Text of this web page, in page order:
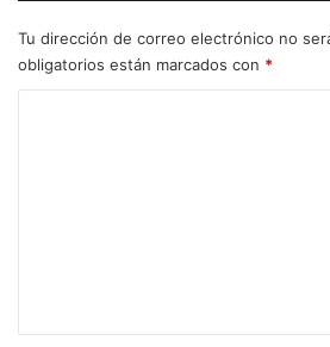
Tu dirección de correo electrónico no
obligatorios están marcados con *